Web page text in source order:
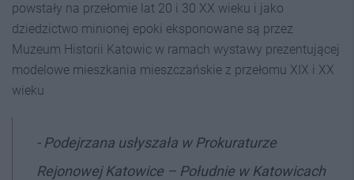
powstały na przełomie lat 20 i 30 XX wieku i jako
dziedzictwo minionej epoki eksponowane są przez
Muzeum Historii Katowic w ramach wystawy prezentującej
modelowe mieszkania mieszczańskie z przełomu XIX i XX
wieku
- Podejrzana usłyszała w Prokuraturze
Rejonowej Katowice – Południe w Katowicach